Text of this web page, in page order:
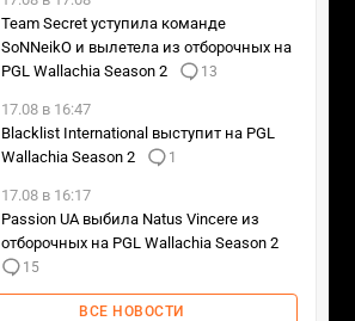
Team Secret уступила команде
SoNNeikO и вылетела из отборочных на
PGL Wallachia Season 2
13
17.08 в 16:47
Blacklist International выступит на PGL
Wallachia Season 2
1
17.08 в 16:17
Passion UA выбила Natus Vincere из
отборочных на PGL Wallachia Season 2
15
ВСЕ НОВОСТИ